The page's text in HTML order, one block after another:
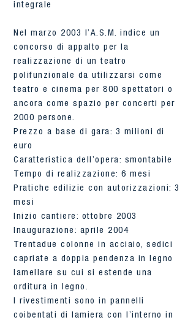
integrale
Nel marzo 2003 l’A.S.M. indice un
concorso di appalto per la
realizzazione di un teatro
polifunzionale da utilizzarsi come
teatro e cinema per 800 spettatori o
ancora come spazio per concerti per
2000 persone.
Prezzo a base di gara: 3 milioni di
euro
Caratteristica dell’opera: smontabile
Tempo di realizzazione: 6 mesi
Pratiche edilizie con autorizzazioni: 3
mesi
Inizio cantiere: ottobre 2003
Inaugurazione: aprile 2004
Trentadue colonne in acciaio, sedici
capriate a doppia pendenza in legno
lamellare su cui si estende una
orditura in legno.
I rivestimenti sono in pannelli
coibentati di lamiera con l’interno in